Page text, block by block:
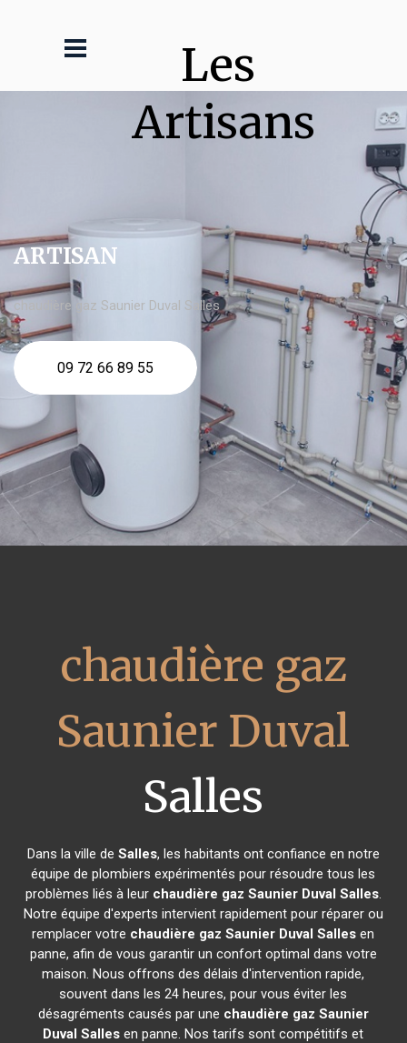
Les
Artisans
ARTISAN
chaudière gaz Saunier Duval Salles
09 72 66 89 55
chaudière gaz
Saunier Duval
Salles
Dans la ville de Salles, les habitants ont confiance en notre
équipe de plombiers expérimentés pour résoudre tous les
problèmes liés à leur chaudière gaz Saunier Duval Salles.
Notre équipe d'experts intervient rapidement pour réparer ou
remplacer votre chaudière gaz Saunier Duval Salles en
panne, afin de vous garantir un confort optimal dans votre
maison. Nous offrons des délais d'intervention rapide,
souvent dans les 24 heures, pour vous éviter les
désagréments causés par une chaudière gaz Saunier
Duval Salles en panne. Nos tarifs sont compétitifs et